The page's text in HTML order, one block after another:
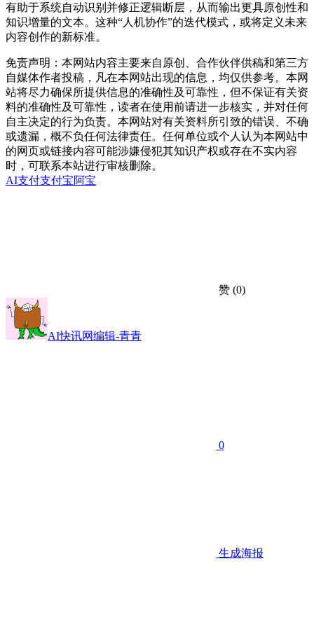
有助于系统自动识别并修正逻辑断层，从而输出更具原创性和
知识增量的文本。这种“人机协作”的迭代模式，或将定义未来
内容创作的新标准。
免责声明：本网站内容主要来自原创、合作伙伴供稿和第三方
自媒体作者投稿，凡在本网站出现的信息，均仅供参考。本网
站将尽力确保所提供信息的准确性及可靠性，但不保证有关资
料的准确性及可靠性，读者在使用前请进一步核实，并对任何
自主决定的行为负责。本网站对有关资料所引致的错误、不确
或遗漏，概不负任何法律责任。任何单位或个人认为本网站中
的网页或链接内容可能涉嫌侵犯其知识产权或存在不实内容
时，可联系本站进行审核删除。
AI支付支付宝阿宝
赞 (0)
AI快讯网编辑-青青
0
生成海报